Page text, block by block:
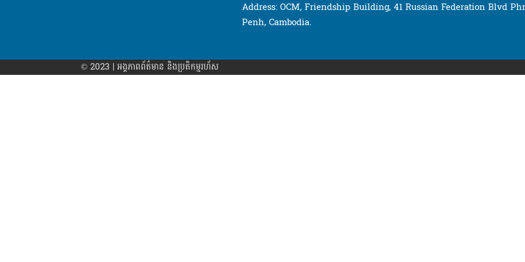
Address: OCM, Friendship Building, 41 Russian Federation Blvd
Penh, Cambodia.
© 2023 | អង្គភាព​ព័ត៌មាន​ និងប្រតិកម្មរហ័ស